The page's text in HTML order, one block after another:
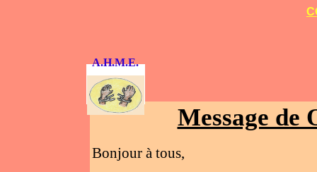
A.H.M.E.
Message de
Bonjour à tous,